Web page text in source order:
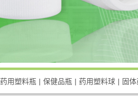
药用塑料瓶 | 保健品瓶 | 药用塑料球 | 固